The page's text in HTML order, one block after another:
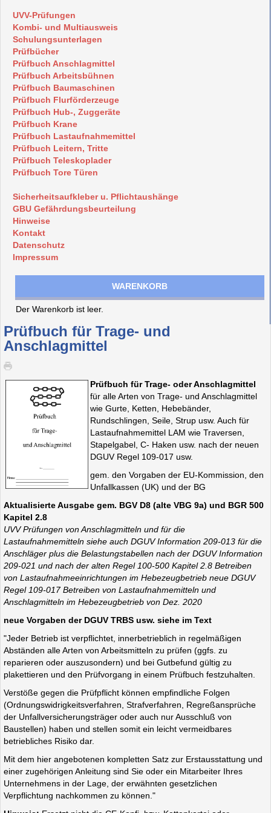
UVV-Prüfungen
Kombi- und Multiausweis
Schulungsunterlagen
Prüfbücher
Prüfbuch Anschlagmittel
Prüfbuch Arbeitsbühnen
Prüfbuch Baumaschinen
Prüfbuch Flurförderzeuge
Prüfbuch Hub-, Zuggeräte
Prüfbuch Krane
Prüfbuch Lastaufnahmemittel
Prüfbuch Leitern, Tritte
Prüfbuch Teleskoplader
Prüfbuch Tore Türen
Sicherheitsaufkleber u. Pflichtaushänge
GBU Gefährdungsbeurteilung
Hinweise
Kontakt
Datenschutz
Impressum
WARENKORB
Der Warenkorb ist leer.
Prüfbuch für Trage- und
Anschlagmittel
Prüfbuch für Trage- oder Anschlagmittel
für alle Arten von Trage- und Anschlagmittel
wie Gurte, Ketten, Hebebänder,
Rundschlingen, Seile, Strup usw. Auch für
Lastaufnahmemittel LAM wie Traversen,
Stapelgabel, C- Haken usw. nach der neuen
DGUV Regel 109-017 usw.
gem. den Vorgaben der EU-Kommission, den
Unfallkassen (UK) und der BG
Aktualisierte Ausgabe gem. BGV D8 (alte VBG 9a) und BGR 500
Kapitel 2.8
UVV Prüfungen von Anschlagmitteln und für die
Lastaufnahmemitteln siehe auch DGUV Information 209-013 für die
Anschläger plus die Belastungstabellen nach der DGUV Information
209-021 und nach der alten Regel 100-500 Kapitel 2.8 Betreiben
von Lastaufnahmeeinrichtungen im Hebezeugbetrieb neue DGUV
Regel 109-017 Betreiben von Lastaufnahmemitteln und
Anschlagmitteln im Hebezeugbetrieb von Dez. 2020
neue Vorgaben der DGUV TRBS usw. siehe im Text
"Jeder Betrieb ist verpflichtet, innerbetrieblich in regelmäßigen
Abständen alle Arten von Arbeitsmitteln zu prüfen (ggfs. zu
reparieren oder auszusondern) und bei Gutbefund gültig zu
plakettieren und den Prüfvorgang in einem Prüfbuch festzuhalten.
Verstöße gegen die Prüfpflicht können empfindliche Folgen
(Ordnungswidrigkeitsverfahren, Strafverfahren, Regreßansprüche
der Unfallversicherungsträger oder auch nur Ausschluß von
Baustellen) haben und stellen somit ein leicht vermeidbares
betriebliches Risiko dar.
Mit dem hier angebotenen kompletten Satz zur Erstausstattung und
einer zugehörigen Anleitung sind Sie oder ein Mitarbeiter Ihres
Unternehmens in der Lage, der erwähnten gesetzlichen
Verpflichtung nachkommen zu können."